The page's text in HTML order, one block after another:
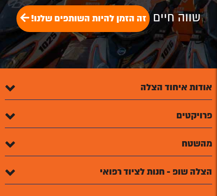
שווה חיים זה הזמן להיות השותפים שלנו!
אודות איחוד הצלה
פרויקטים
מהשטח
הצלה שופ - חנות לציוד רפואי